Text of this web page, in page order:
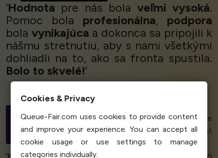
‘Hodnota pre nás bola veľmi vysoká.
Pomoc bola profesionálna, podpora
bola vynikajúca a dokonca sa pripojili k
nášmu stretnutiu, aby s nami všetkými
dohliadli na to, ako sa fronta spustila.
Bolo to skvelé!’
Project Manager, Infrastructure
UnitSwedish Board of Student
Finance
Cookies & Privacy
Queue-Fair.com uses cookies to provide content
and improve your experience. You can accept all
cookie usage or use settings to manage
categories individually.